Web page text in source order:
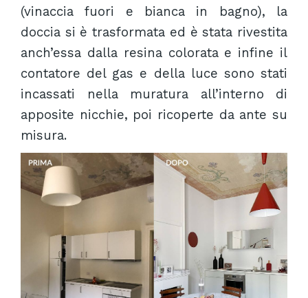
(vinaccia fuori e bianca in bagno), la
doccia si è trasformata ed è stata rivestita
anch’essa dalla resina colorata e infine il
contatore del gas e della luce sono stati
incassati nella muratura all’interno di
apposite nicchie, poi ricoperte da ante su
misura.